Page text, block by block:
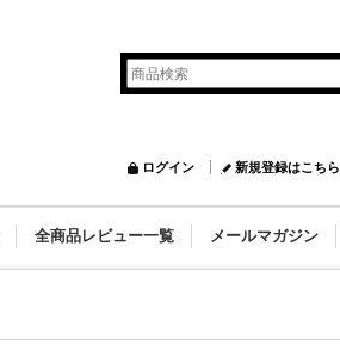
ログイン 新規登録はこちら
全商品レビュー一覧 メールマガジン